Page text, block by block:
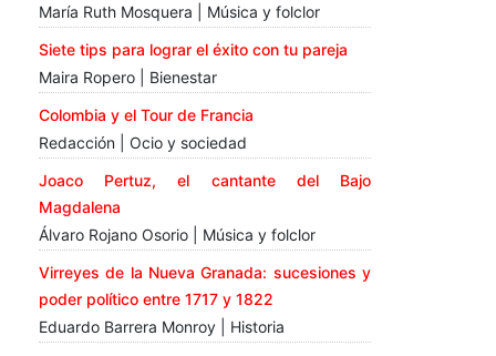
María Ruth Mosquera | Música y folclor
Siete tips para lograr el éxito con tu pareja
Maira Ropero | Bienestar
Colombia y el Tour de Francia
Redacción | Ocio y sociedad
Joaco Pertuz, el cantante del Bajo
Magdalena
Álvaro Rojano Osorio | Música y folclor
Virreyes de la Nueva Granada: sucesiones y
poder político entre 1717 y 1822
Eduardo Barrera Monroy | Historia